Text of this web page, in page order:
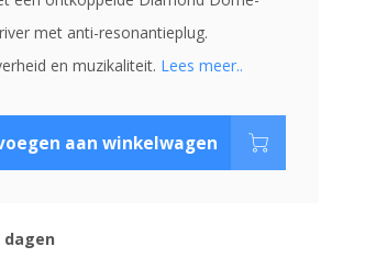
met anti-resonantieplug.
en muzikaliteit. Lees meer..
aan winkelwagen